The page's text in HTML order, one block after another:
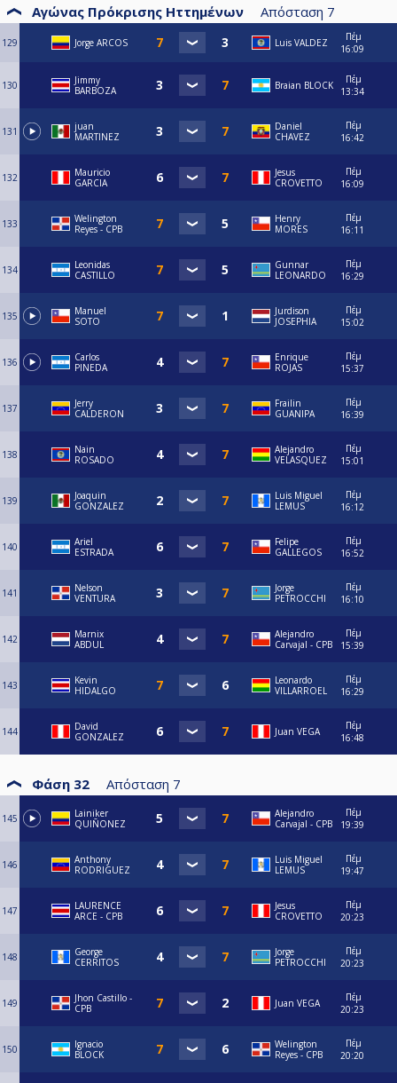
Αγώνας Πρόκρισης Ηττημένων Απόσταση 7
129 Jorge ARCOS Luis VALDEZ
Πέμ
16:09
130
Jimmy
BARBOZA
Braian BLOCK
Πέμ
13:34
131
juan
MARTINEZ
Daniel
CHAVEZ
Πέμ
16:42
132
Mauricio
GARCIA
Jesus
CROVETTO
Πέμ
16:09
133
Welington
Reyes - CPB
Henry
MORES
Πέμ
16:11
134
Leonidas
CASTILLO
Gunnar
LEONARDO
Πέμ
16:29
135
Manuel
SOTO
Jurdison
JOSEPHIA
Πέμ
15:02
136
Carlos
PINEDA
Enrique
ROJAS
Πέμ
15:37
137
Jerry
CALDERON
Frailin
GUANIPA
Πέμ
16:39
138
Nain
ROSADO
Alejandro
VELASQUEZ
Πέμ
15:01
139
Joaquin
GONZALEZ
Luis Miguel
LEMUS
Πέμ
16:12
140
Ariel
ESTRADA
Felipe
GALLEGOS
Πέμ
16:52
141
Nelson
VENTURA
Jorge
PETROCCHI
Πέμ
16:10
142
Marnix
ABDUL
⁠Alejandro
Carvajal - CPB
Πέμ
15:39
143
Kevin
HIDALGO
Leonardo
VILLARROEL
Πέμ
16:29
144
David
GONZALEZ
Juan VEGA
Πέμ
16:48
Φάση 32 Απόσταση 7
145
Lainiker
QUIÑONEZ
⁠Alejandro
Carvajal - CPB
Πέμ
19:39
146
Anthony
RODRIGUEZ
Luis Miguel
LEMUS
Πέμ
19:47
147
LAURENCE
ARCE - CPB
Jesus
CROVETTO
Πέμ
20:23
148
George
CERRITOS
Jorge
PETROCCHI
Πέμ
20:23
149
Jhon Castillo -
CPB
Juan VEGA
Πέμ
20:23
150
Ignacio
BLOCK
Welington
Reyes - CPB
Πέμ
20:20